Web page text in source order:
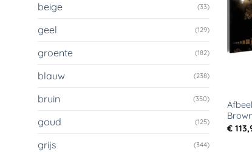
beige (33)
geel (129)
groente (182)
blauw (238)
bruin (350)
goud (125)
grijs (344)
€